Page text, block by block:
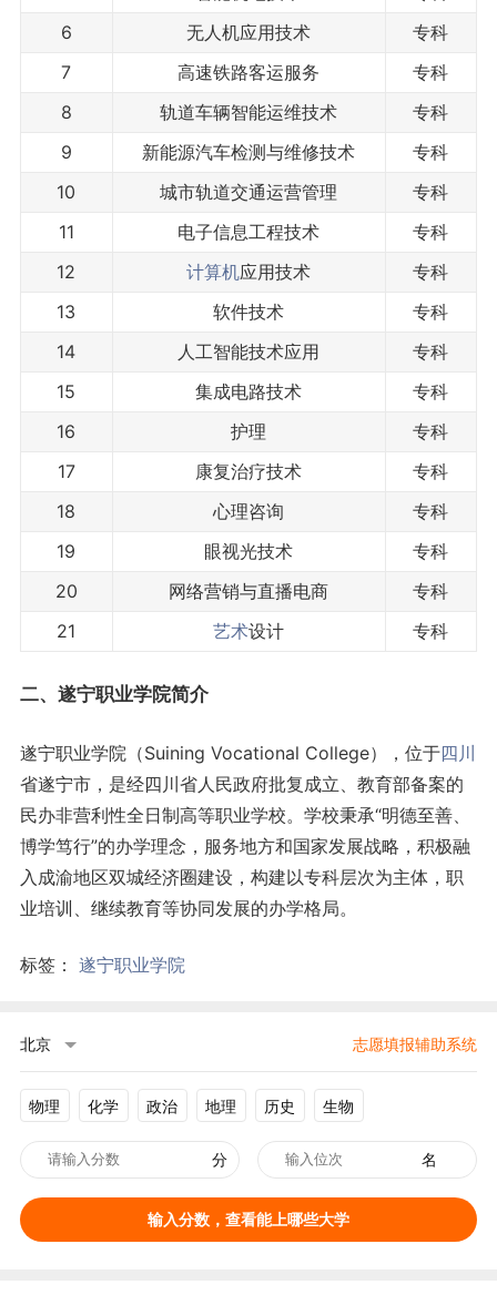
6
无人机应用技术
专科
7
高速铁路客运服务
专科
8
轨道车辆智能运维技术
专科
9
新能源汽车检测与维修技术
专科
10
城市轨道交通运营管理
专科
11
电子信息工程技术
专科
12
计算机应用技术
专科
13
软件技术
专科
14
人工智能技术应用
专科
15
集成电路技术
专科
16
护理
专科
17
康复治疗技术
专科
18
心理咨询
专科
19
眼视光技术
专科
20
网络营销与直播电商
专科
21
艺术设计 专科
二、遂宁职业学院简介
遂宁职业学院（Suining Vocational College），位于四川
省遂宁市，是经四川省人民政府批复成立、教育部备案的
民办非营利性全日制高等职业学校。学校秉承“明德至善、
博学笃行”的办学理念，服务地方和国家发展战略，积极融
入成渝地区双城经济圈建设，构建以专科层次为主体，职
业培训、继续教育等协同发展的办学格局。
标签： 遂宁职业学院
北京 志愿填报辅助系统
物理 化学 政治 地理 历史 生物
分 名
输入分数，查看能上哪些大学